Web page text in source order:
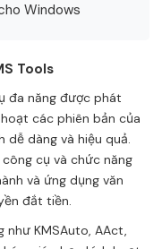
Windows
Tools
đa năng được phát
các phiên bản của
dàng và hiệu quả.
cụ và chức năng
và ứng dụng văn
đắt tiền.
như KMSAuto, AAct,